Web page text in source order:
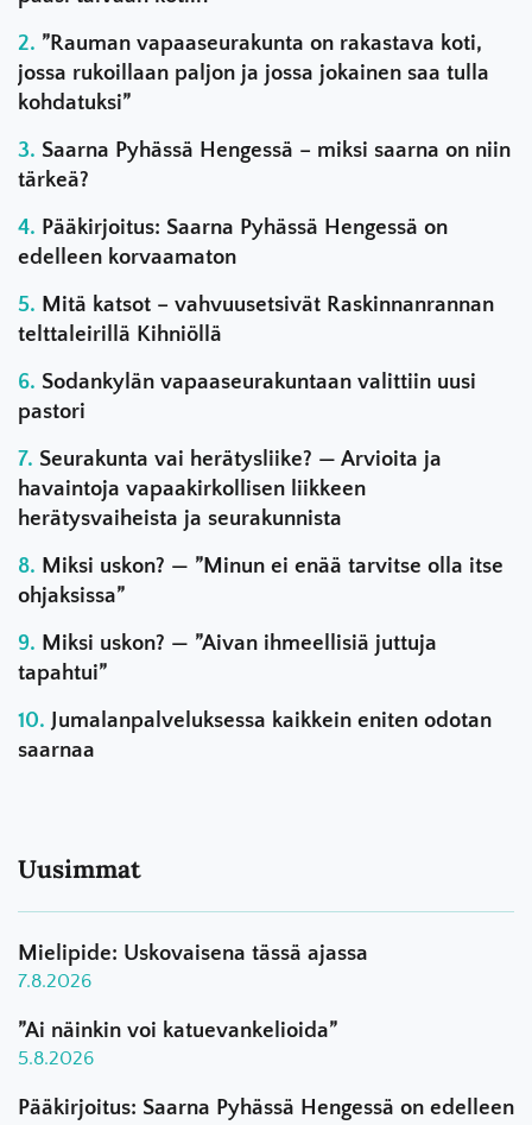
”Rauman vapaaseurakunta on rakastava koti,
jossa rukoillaan paljon ja jossa jokainen saa tulla
kohdatuksi”
Saarna Pyhässä Hengessä – miksi saarna on niin
tärkeä?
Pääkirjoitus: Saarna Pyhässä Hengessä on
edelleen korvaamaton
Mitä katsot – vahvuusetsivät Raskinnanrannan
telttaleirillä Kihniöllä
Sodankylän vapaaseurakuntaan valittiin uusi
pastori
Seurakunta vai herätysliike? — Arvioita ja
havaintoja vapaakirkollisen liikkeen
herätysvaiheista ja seurakunnista
Miksi uskon? — ”Minun ei enää tarvitse olla itse
ohjaksissa”
Miksi uskon? — ”Aivan ihmeellisiä juttuja
tapahtui”
Jumalanpalveluksessa kaikkein eniten odotan
saarnaa
Uusimmat
Mielipide: Uskovaisena tässä ajassa
7.8.2026
”Ai näinkin voi katuevankelioida”
5.8.2026
Pääkirjoitus: Saarna Pyhässä Hengessä on edelleen